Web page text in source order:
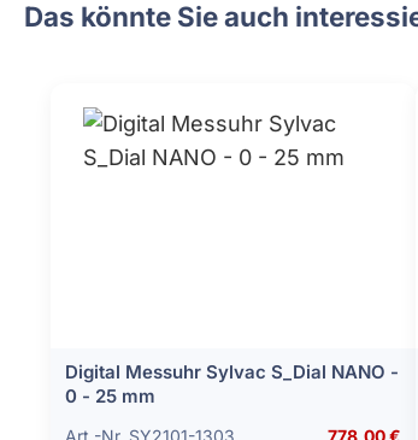
Das könnte Sie auch
Digital Messuhr Sylvac S_Dial NANO -
0 - 25 mm
Art.-Nr. SY2101-1303 778,00 €